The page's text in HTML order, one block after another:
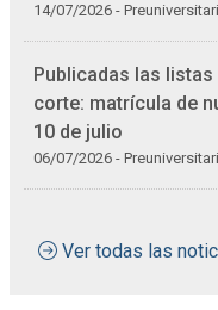
14/07/2026 -
Publicadas las
corte: matrícula de
10 de julio
06/07/2026 -
Ver todas las